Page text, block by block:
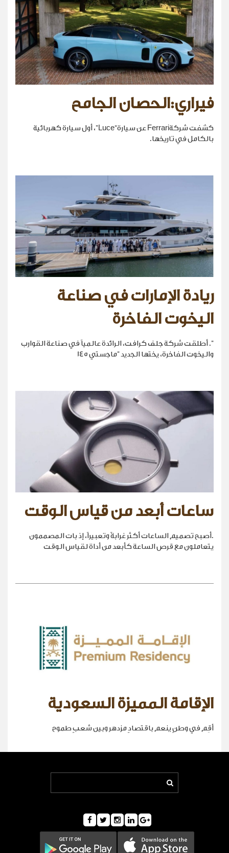
فيراري:الحصان الجامح
كشفت شركةFerrari عن سيارة“Luce”، أول سيارة كهربائية
بالكامل في تاريخها.
ريادة الإمارات في صناعة
اليخوت الفاخرة
". أطلقت شركة جلف كرافت، الرائدة عالمياً في صناعة القوارب
واليخوت الفاخرة، يختها الجديد "ماجستي 145
ساعات أبعد من قياس الوقت
.أصبح تصميم الساعات أكثر غرابةً وتعبيراً، إذ بات المصممون
يتعاملون مع قرص الساعة كأبعد من أداة لقياس الوقت
الإقامة المميزة السعودية
أقِم في وطنٍ ينعم باقتصادٍ مزدهر وبين شعبٍ طموح